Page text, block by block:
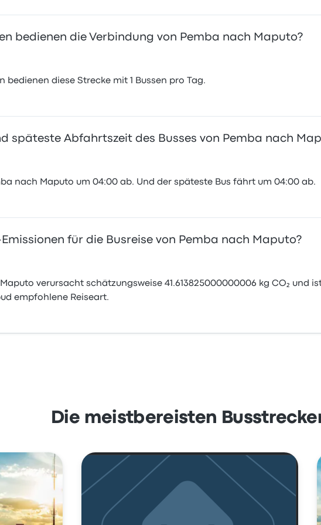
bedienen die Verbindung von Pemba nach Maputo?
bedienen diese Strecke mit 1 Bussen pro Tag.
späteste Abfahrtszeit des Busses von Pemba nach
nach Maputo um 04:00 ab. Und der späteste Bus fährt um 04:00 ab.
für die Busreise von Pemba nach Maputo?
verursacht schätzungsweise 41.613825000000006 kg CO₂ und
empfohlene Reiseart.
Die meistbereisten